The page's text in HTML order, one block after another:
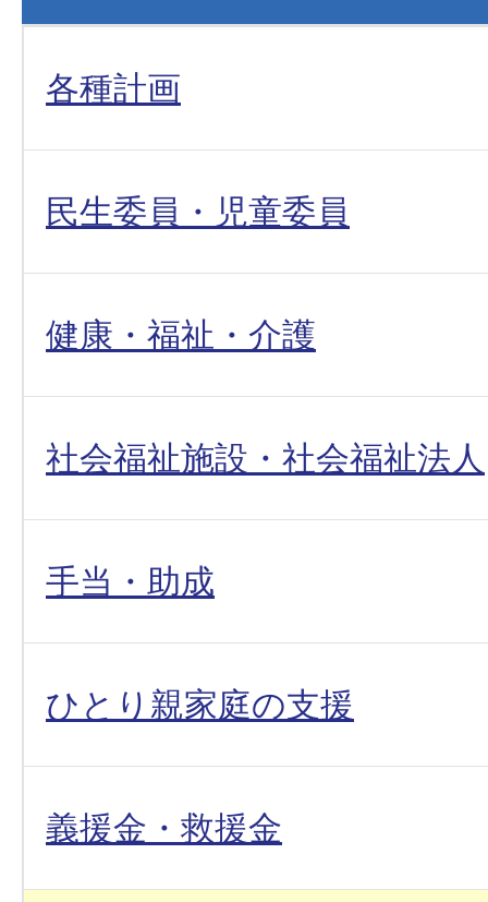
各種計画
民生委員・児童委員
健康・福祉・介護
社会福祉施設・社会福祉法人
手当・助成
ひとり親家庭の支援
義援金・救援金